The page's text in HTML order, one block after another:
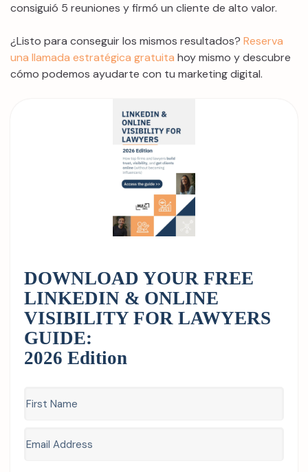
consiguió 5 reuniones y firmó un cliente de alto valor.
¿Listo para conseguir los mismos resultados? Reserva
una llamada estratégica gratuita hoy mismo y descubre
cómo podemos ayudarte con tu marketing digital.
DOWNLOAD YOUR FREE
LINKEDIN & ONLINE
VISIBILITY FOR LAWYERS
GUIDE:
2026 Edition